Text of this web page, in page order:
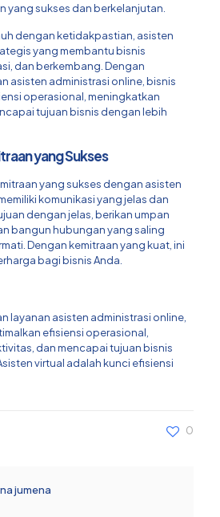
yang sukses dan berkelanjutan.
dengan ketidakpastian, asisten
yang membantu bisnis
dan berkembang. Dengan
asisten administrasi online, bisnis
operasional, meningkatkan
tujuan bisnis dengan lebih
yang Sukses
yang sukses dengan asisten
komunikasi yang jelas dan
dengan jelas, berikan umpan
bangun hubungan yang saling
Dengan kemitraan yang kuat, ini
bagi bisnis Anda.
layanan asisten administrasi online,
efisiensi operasional,
dan mencapai tujuan bisnis
virtual adalah kunci efisiensi
0
jumena